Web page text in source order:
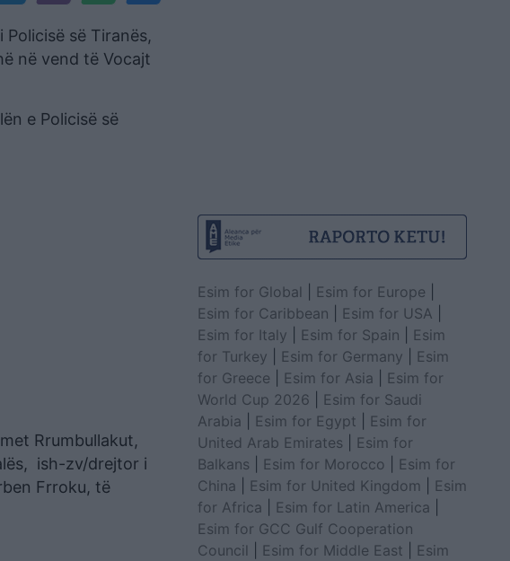
së Tiranës,
në vend të Vocajt
e Policisë së
Rrumbullakut,
ish-zv/drejtor i
Frroku, të
Esim for Global Esim for Europe
Esim for Caribbean
Esim for USA
Esim for Italy
Esim for Spain
Esim
for Turkey
Esim for Germany
Esim
for Greece
Esim for Asia
Esim for
World Cup 2026
Esim for Saudi
Arabia
Esim for Egypt
Esim for
United Arab Emirates
Esim for
Balkans
Esim for Morocco
Esim for
China
Esim for United Kingdom
Esim
for Africa
Esim for Latin America
Esim for GCC Gulf Cooperation
Council
Esim for Middle East
Esim